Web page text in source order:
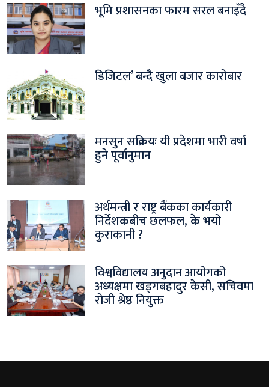
भूमि प्रशासनका फारम सरल बनाइँदै
डिजिटल’ बन्दै खुला बजार कारोबार
मनसुन सक्रियः यी प्रदेशमा भारी वर्षा
हुने पूर्वानुमान
अर्थमन्त्री र राष्ट्र बैंकका कार्यकारी
निर्देशकबीच छलफल, के भयो
कुराकानी ?
विश्वविद्यालय अनुदान आयोगको
अध्यक्षमा खड्गबहादुर केसी, सचिवमा
रोजी श्रेष्ठ नियुक्त